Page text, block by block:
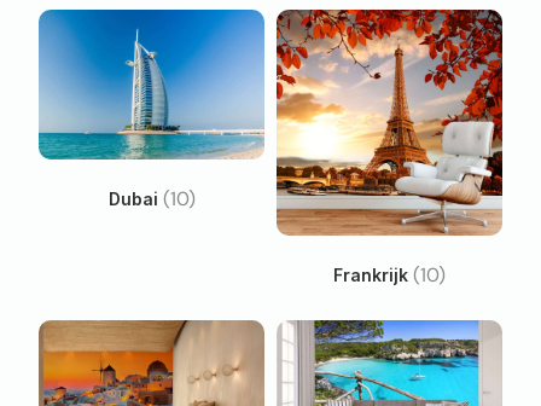
Dubai (10)
Frankrijk (10)